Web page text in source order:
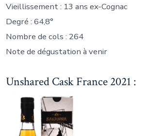
Vieillissement : 13 ans ex-Cognac
Degré : 64,8°
Nombre de cols : 264
Note de dégustation à venir
Unshared Cask France 2021 :